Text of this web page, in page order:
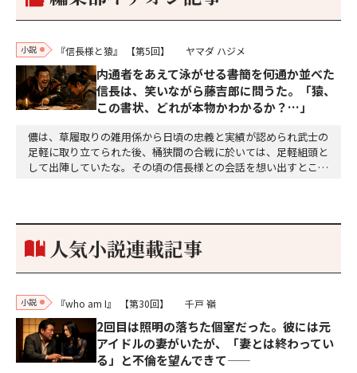
小説 『信長様と猿』 【第5回】 ヤマダ ハジメ
内通者をあえて泳がせる――書簡を何通か並べた
信長は、笑いながら藤吉郎に問うた。「猿、
この書状、どれが本物かわかるか？…」
儂は、草履取りの雑用係から日頃の忠義と実績が認められ武士の
足軽に取り立てられた後、桶狭間の合戦に於いては、足軽組頭と
して出陣していたな。その頃の信長様との会話を想い出すとこん
り。どうして勝てたのか、未だにわかりません。…
人気小説連載記事
小説 『who am I』 【第30回】 千戸 嶺
2回目は照明の落ちた個室だった。彼には元
アイドルの妻がいたが、「妻とは終わってい
る」と不倫を望んできて——